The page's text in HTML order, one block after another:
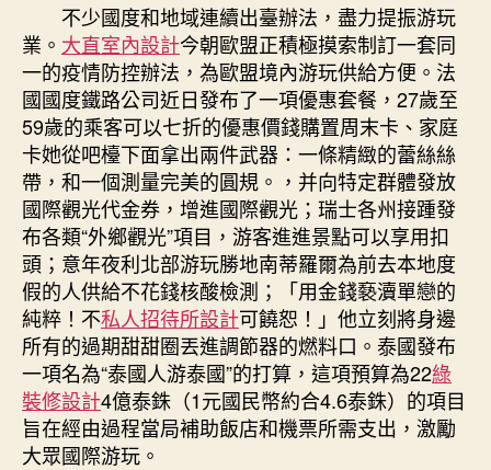
不少國度和地域連續出臺辦法，盡力提振游玩
業。 大直室內設計今朝歐盟正積極摸索制訂一套同
一的疫情防控辦法，為歐盟境內游玩供給方便。法
國國度鐵路公司近日發布了一項優惠套餐，27歲至
59歲的乘客可以七折的優惠價錢購置周末卡、家庭
卡她從吧檯下面拿出兩件武器：一條精緻的蕾絲絲
帶，和一個測量完美的圓規。，并向特定群體發放
國際觀光代金券，增進國際觀光；瑞士各州接踵發
布各類“外鄉觀光”項目，游客進進景點可以享用扣
頭；意年夜利北部游玩勝地南蒂羅爾為前去本地度
假的人供給不花錢核酸檢測；「用金錢褻瀆單戀的
純粹！不私人招待所設計可饒恕！」他立刻將身邊
所有的過期甜甜圈丟進調節器的燃料口。泰國發布
一項名為“泰國人游泰國”的打算，這項預算為22綠
裝修設計4億泰銖（1元國民幣約合4.6泰銖）的項目
旨在經由過程當局補助飯店和機票所需支出，激勵
大眾國際游玩。